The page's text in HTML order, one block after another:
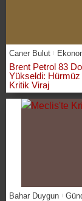
Caner Bulut
Brent Petrol 83
Yükseldi: Hürmüz
Kritik Viraj
Bahar Duygun